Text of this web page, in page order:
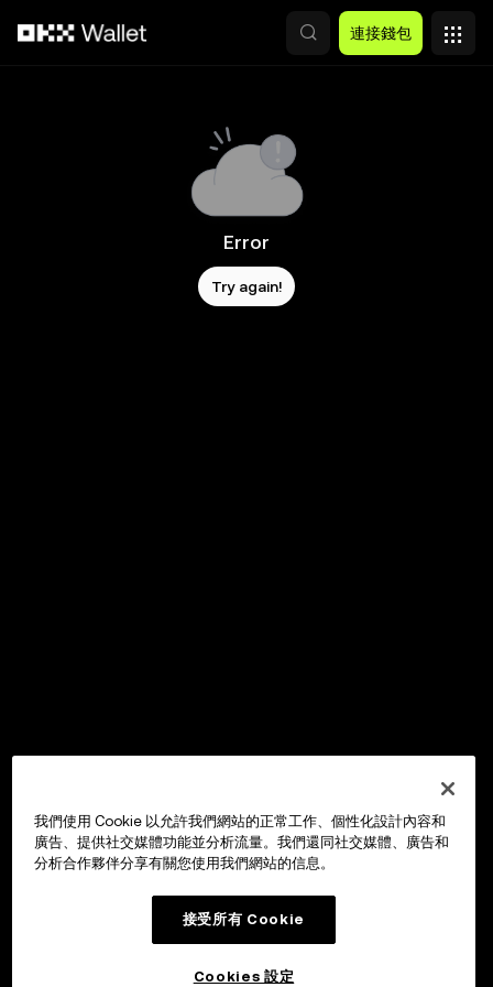
連接錢包
Error
Try again!
我們使用 Cookie 以允許我們網站的正常工作、個性化設計內容和
廣告、提供社交媒體功能並分析流量。我們還同社交媒體、廣告和
分析合作夥伴分享有關您使用我們網站的信息。
接受所有 Cookie
Cookies 設定